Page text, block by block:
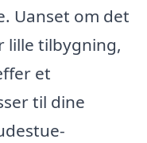
Uanset om det
lille tilbygning,
et
til dine